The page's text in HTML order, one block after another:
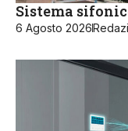
Sistema
6 Agosto 2026